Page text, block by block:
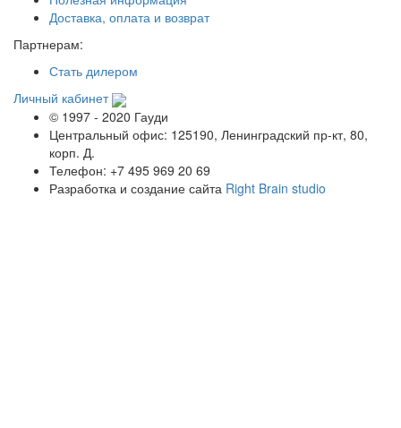
Доставка, оплата и возврат
Партнерам:
Стать дилером
Личный кабинет
© 1997 - 2020 Гауди
Центральный офис: 125190, Ленинградский пр-кт, 80,
корп. Д.
Телефон: +7 495 969 20 69
Разработка и создание сайта Right Brain studio